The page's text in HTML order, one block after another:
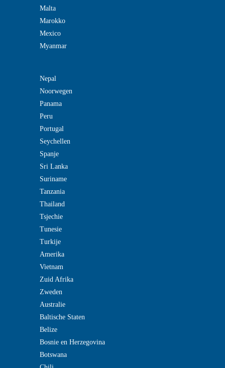
Malta
Marokko
Mexico
Myanmar
Nepal
Noorwegen
Panama
Peru
Portugal
Seychellen
Spanje
Sri Lanka
Suriname
Tanzania
Thailand
Tsjechie
Tunesie
Turkije
Amerika
Vietnam
Zuid Afrika
Zweden
Australie
Baltische Staten
Belize
Bosnie en Herzegovina
Botswana